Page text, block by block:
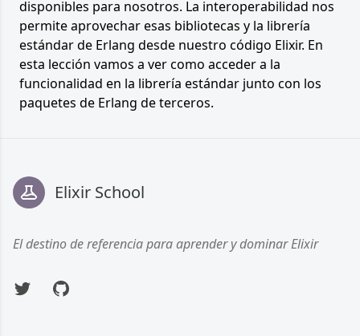
disponibles para nosotros. La interoperabilidad nos
permite aprovechar esas bibliotecas y la librería
estándar de Erlang desde nuestro código Elixir. En
esta lección vamos a ver como acceder a la
funcionalidad en la librería estándar junto con los
paquetes de Erlang de terceros.
Elixir School
El destino de referencia para aprender y dominar Elixir
TwitterGitHub